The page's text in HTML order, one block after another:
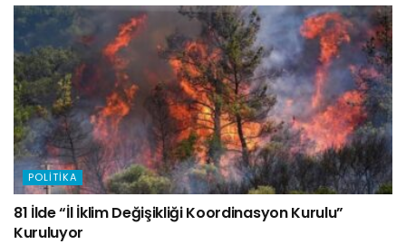
POLITIKA
81 İlde “İl İklim Değişikliği Koordinasyon Kurulu”
Kuruluyor